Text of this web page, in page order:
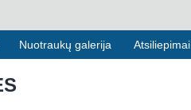
Nuotraukų galerija Atsiliepimai